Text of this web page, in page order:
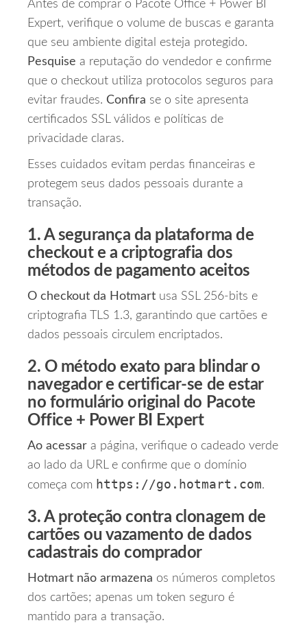
Antes de comprar o Pacote Office + Power BI
Expert, verifique o volume de buscas e garanta
que seu ambiente digital esteja protegido.
Pesquise a reputação do vendedor e confirme
que o checkout utiliza protocolos seguros para
evitar fraudes. Confira se o site apresenta
certificados SSL válidos e políticas de
privacidade claras.
Esses cuidados evitam perdas financeiras e
protegem seus dados pessoais durante a
transação.
1. A segurança da plataforma de
checkout e a criptografia dos
métodos de pagamento aceitos
O checkout da Hotmart usa SSL 256‑bits e
criptografia TLS 1.3, garantindo que cartões e
dados pessoais circulem encriptados.
2. O método exato para blindar o
navegador e certificar‑se de estar
no formulário original do Pacote
Office + Power BI Expert
Ao acessar a página, verifique o cadeado verde
ao lado da URL e confirme que o domínio
começa com https://go.hotmart.com.
3. A proteção contra clonagem de
cartões ou vazamento de dados
cadastrais do comprador
Hotmart não armazena os números completos
dos cartões; apenas um token seguro é
mantido para a transação.